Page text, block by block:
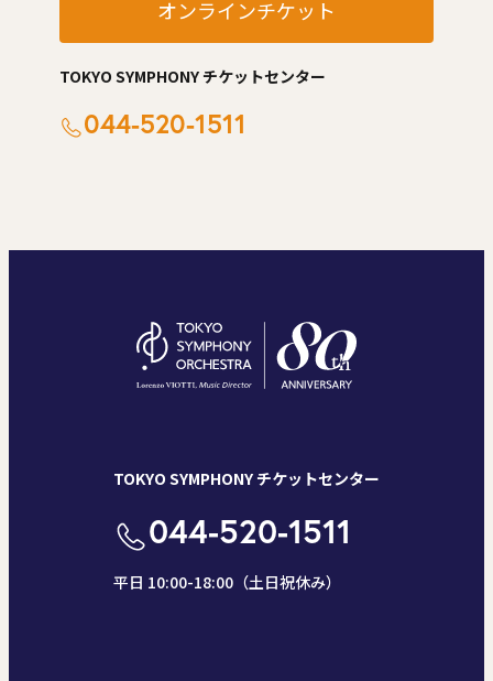
オンラインチケット
TOKYO SYMPHONY チケットセンター
044-520-1511
TOKYO SYMPHONY チケットセンター
044-520-1511
平日 10:00-18:00（土日祝休み）